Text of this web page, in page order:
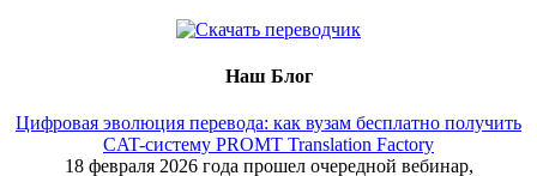
Наш Блог
Цифровая эволюция перевода: как вузам бесплатно получить
CAT-систему PROMT Translation Factory
18 февраля 2026 года прошел очередной вебинар,